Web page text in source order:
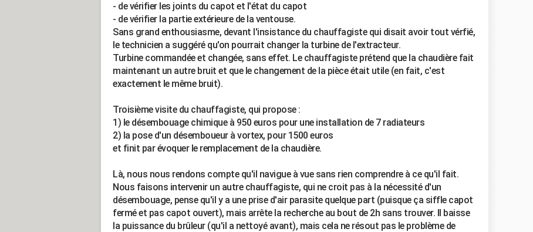
- de vérifier les joints du capot et l'état du capot
- de vérifier la partie extérieure de la ventouse.
Sans grand enthousiasme, devant l'insistance du chauffagiste qui disait avoir tout vérfié,
le technicien a suggéré qu'on pourrait changer la turbine de l'extracteur.
Turbine commandée et changée, sans effet. Le chauffagiste prétend que la chaudière fait
maintenant un autre bruit et que le changement de la pièce était utile (en fait, c'est
exactement le même bruit).
Troisième visite du chauffagiste, qui propose :
1) le désembouage chimique à 950 euros pour une installation de 7 radiateurs
2) la pose d'un désemboueur à vortex, pour 1500 euros
et finit par évoquer le remplacement de la chaudière.
Là, nous nous rendons compte qu'il navigue à vue sans rien comprendre à ce qu'il fait.
Nous faisons intervenir un autre chauffagiste, qui ne croit pas à la nécessité d'un
désembouage, pense qu'il y a une prise d'air parasite quelque part (puisque ça siffle capot
fermé et pas capot ouvert), mais arrête la recherche au bout de 2h sans trouver. Il baisse
la puissance du brûleur (qu'il a nettoyé avant), mais cela ne résout pas le problème de